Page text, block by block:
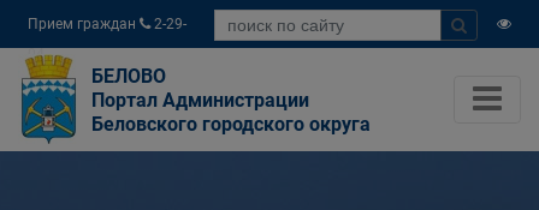
Прием граждан
2-29-
04
БЕЛОВО
Портал Администрации
Беловского городского округа